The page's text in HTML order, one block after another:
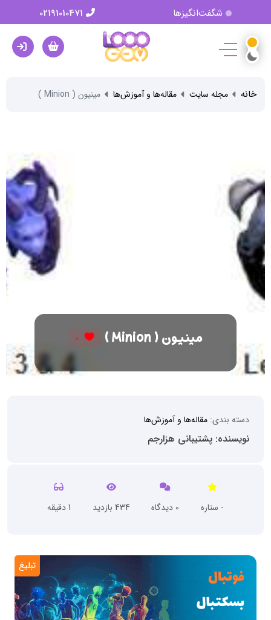
شگفت‌انگیزها
خانه مجله سایت مقاله‌ها و آموزش‌ها مینیون ( Minion )
مینیون ( Minion ) 0
دسته بندی: مقاله‌ها و آموزش‌ها
نویسنده: پشتیبانی هزارجم
- ستاره 0 دیدگاه 434 بازدید 1 دقیقه
تبلیغ